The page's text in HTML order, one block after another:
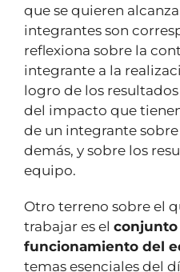
que se quieren
integrantes son
reflexiona sobre la
integrante a la
logro de los
del impacto que
de un integrante
demás, y sobre los
equipo.
Otro terreno sobre el
trabajar es el conjunto
funcionamiento del
temas esenciales del